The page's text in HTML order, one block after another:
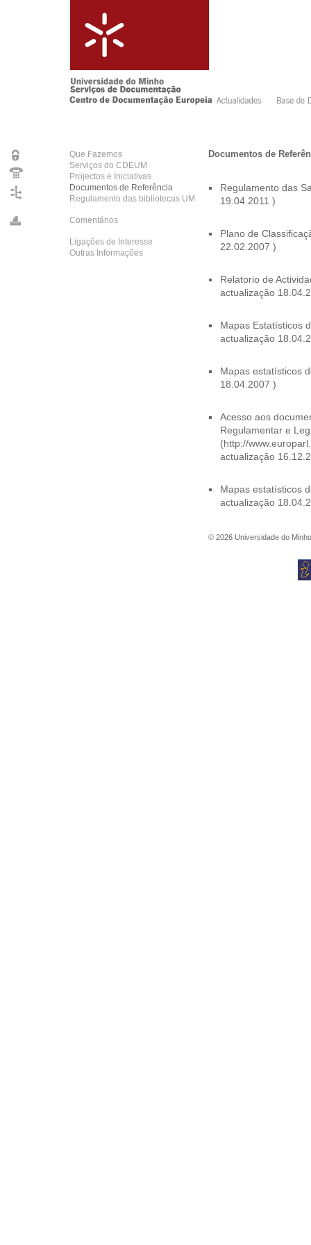
Que Fazemos
Serviços do CDEUM
Projectos e Iniciativas
Documentos de Referência
Regulamento das bibliotecas UM
Comentários
Ligações de Interesse
Outras Informações
Documentos de
Regulamento das
19.04.2011 )
Plano de
22.02.2007 )
Relatorio de
actualização
Mapas Estatísticos
actualização
Mapas estatísticos
18.04.2007 )
Acesso aos
Regulamentar e
(http://
actualização
Mapas estatísticos
actualização
© 2026 Universidade do Minho